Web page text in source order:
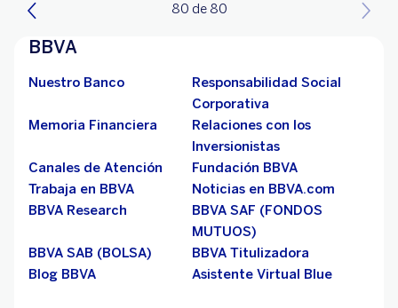
80 de 80
BBVA
Nuestro Banco
Responsabilidad Social
Corporativa
Memoria Financiera
Relaciones con los
Inversionistas
Canales de Atención
Fundación BBVA
Trabaja en BBVA
Noticias en BBVA.com
BBVA Research
BBVA SAF (FONDOS
MUTUOS)
BBVA SAB (BOLSA)
BBVA Titulizadora
Blog BBVA
Asistente Virtual Blue